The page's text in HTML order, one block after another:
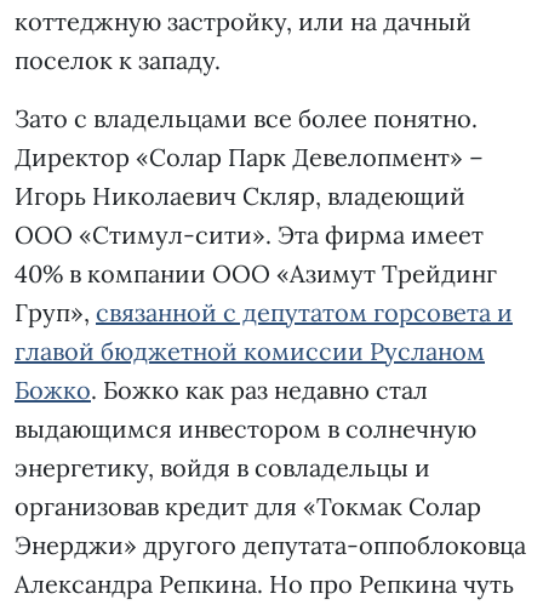
коттеджную застройку, или на дачный
поселок к западу.
Зато с владельцами все более понятно.
Директор «Солар Парк Девелопмент» –
Игорь Николаевич Скляр, владеющий
ООО «Стимул-сити». Эта фирма имеет
40% в компании ООО «Азимут Трейдинг
Груп», связанной с депутатом горсовета и
главой бюджетной комиссии Русланом
Божко. Божко как раз недавно стал
выдающимся инвестором в солнечную
энергетику, войдя в совладельцы и
организовав кредит для «Токмак Солар
Энерджи» другого депутата-оппоблоковца
Александра Репкина. Но про Репкина чуть